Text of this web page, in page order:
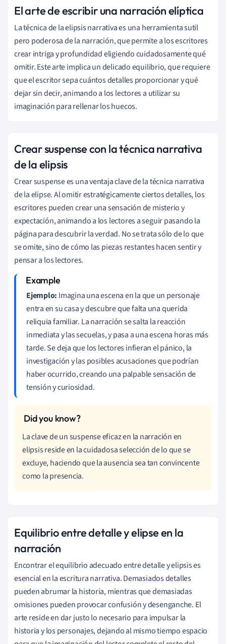
El arte de escribir una narración elíptica
La técnica de la elipsis narrativa es una herramienta sutil
pero poderosa de la narración, que permite a los escritores
crear intriga y profundidad eligiendo cuidadosamente qué
omitir. Este arte implica un delicado equilibrio, que requiere
que el escritor sepa cuántos detalles proporcionar y qué
dejar sin decir, animando a los lectores a utilizar su
imaginación para rellenar los huecos.
Crear suspense con la técnica narrativa
de la elipsis
Crear suspense es una ventaja clave de la técnica narrativa
de la elipse. Al omitir estratégicamente ciertos detalles, los
escritores pueden crear una sensación de misterio y
expectación, animando a los lectores a seguir pasando la
página para descubrir la verdad. No se trata sólo de lo que
se omite, sino de cómo las piezas restantes hacen sentir y
pensar a los lectores.
Ejemplo: Imagina una escena en la que un personaje
entra en su casa y descubre que falta una querida
reliquia familiar. La narración se salta la reacción
inmediata y las secuelas, y pasa a una escena horas más
tarde. Se deja que los lectores infieran el pánico, la
investigación y las posibles acusaciones que podrían
haber ocurrido, creando una palpable sensación de
tensión y curiosidad.
La clave de un suspense eficaz en la narración en
elipsis reside en la cuidadosa selección de lo que se
excluye, haciendo que la ausencia sea tan convincente
como la presencia.
Equilibrio entre detalle y elipse en la
narración
Encontrar el equilibrio adecuado entre detalle y elipsis es
esencial en la escritura narrativa. Demasiados detalles
pueden abrumar la historia, mientras que demasiadas
omisiones pueden provocar confusión y desenganche. El
arte reside en dar justo lo necesario para impulsar la
historia y los personajes, dejando al mismo tiempo espacio